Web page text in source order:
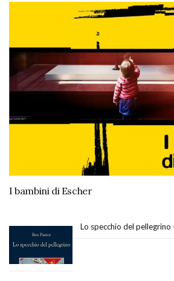
I bambini di Escher
Lo specchio del pellegrino